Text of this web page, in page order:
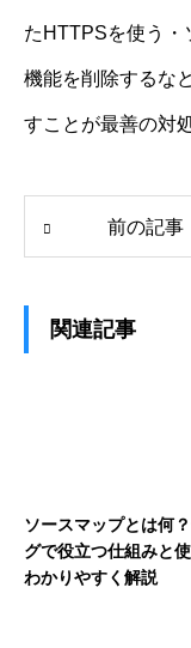
たHTTPSを使う・
機能を削除するな
すことが最善の対
前の記事
関連記事
ソースマップとは何
グで役立つ仕組みと
わかりやすく解説